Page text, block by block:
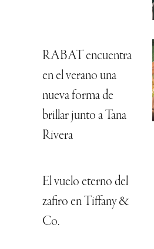
RABAT encuentra
en el verano una
nueva forma de
brillar junto a Tana
Rivera
El vuelo eterno del
zafiro en Tiffany &
Co.